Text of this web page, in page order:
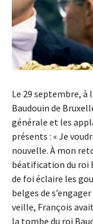
Le 29 septembre, à
Baudouin de
générale et les
présents : « Je
nouvelle. À mon
béatification du roi
de foi éclaire les
belges de
veille, François
la tombe du roi